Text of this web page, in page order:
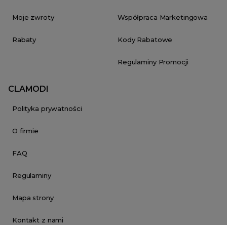
Moje zwroty
Rabaty
Współpraca Marketingowa
Kody Rabatowe
Regulaminy Promocji
CLAMODI
Polityka prywatności
O firmie
FAQ
Regulaminy
Mapa strony
Kontakt z nami